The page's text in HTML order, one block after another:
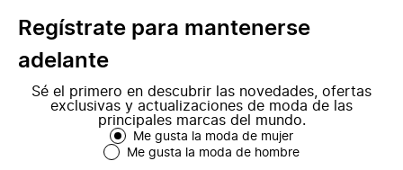
Regístrate para mantenerse
adelante
Sé el primero en descubrir las novedades, ofertas
exclusivas y actualizaciones de moda de las
principales marcas del mundo.
Me gusta la moda de mujer
Me gusta la moda de hombre